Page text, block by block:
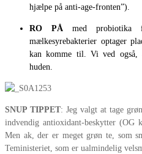
hjælpe på anti-age-fronten”).
RO PÅ med
mælkesyrebakterier optager
kan komme til. Vi ved
huden.
SNUP TIPPET: Jeg valgt at tage
indvendig antioxidant-beskytter (OG
Men ak, der er meget grøn te, som
Teministeriet, som er ualmindelig